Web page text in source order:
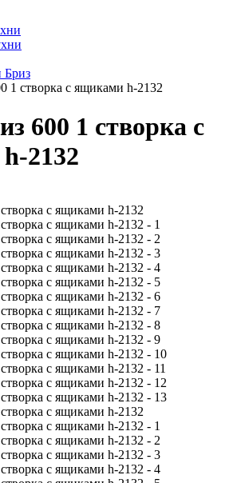
Бриз
1 створка с ящиками h-2132
600 1 створка с
2132